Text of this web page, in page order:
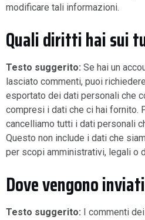
modificare tali informazioni.
Quali diritti hai sui
Testo suggerito: Se hai un
lasciato commenti, puoi
esportato dei dati personali che
compresi i dati che ci hai fornito.
cancelliamo tutti i dati personali
Questo non include i dati che
per scopi amministrativi, legali o
Dove vengono
Testo suggerito: I commenti